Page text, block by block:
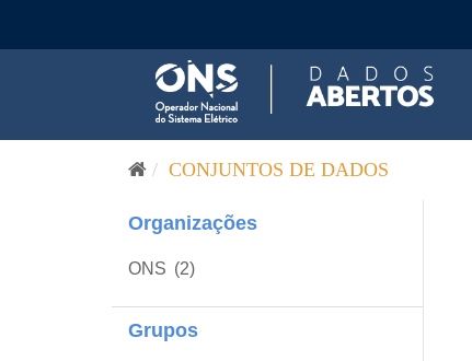
CONJUNTOS DE DADOS
Organizações
ONS (2)
Grupos